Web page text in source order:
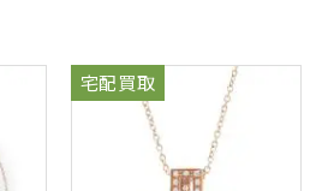
宅配買取